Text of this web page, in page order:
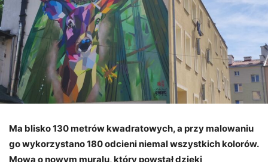
Ma blisko 130 metrów kwadratowych, a przy malowaniu
go wykorzystano 180 odcieni niemal wszystkich kolorów.
Mowa o nowym muralu, który powstał dzięki